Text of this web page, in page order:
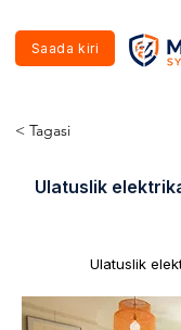
Saada kiri
< Tagasi
Ulatuslik
Ulatuslik